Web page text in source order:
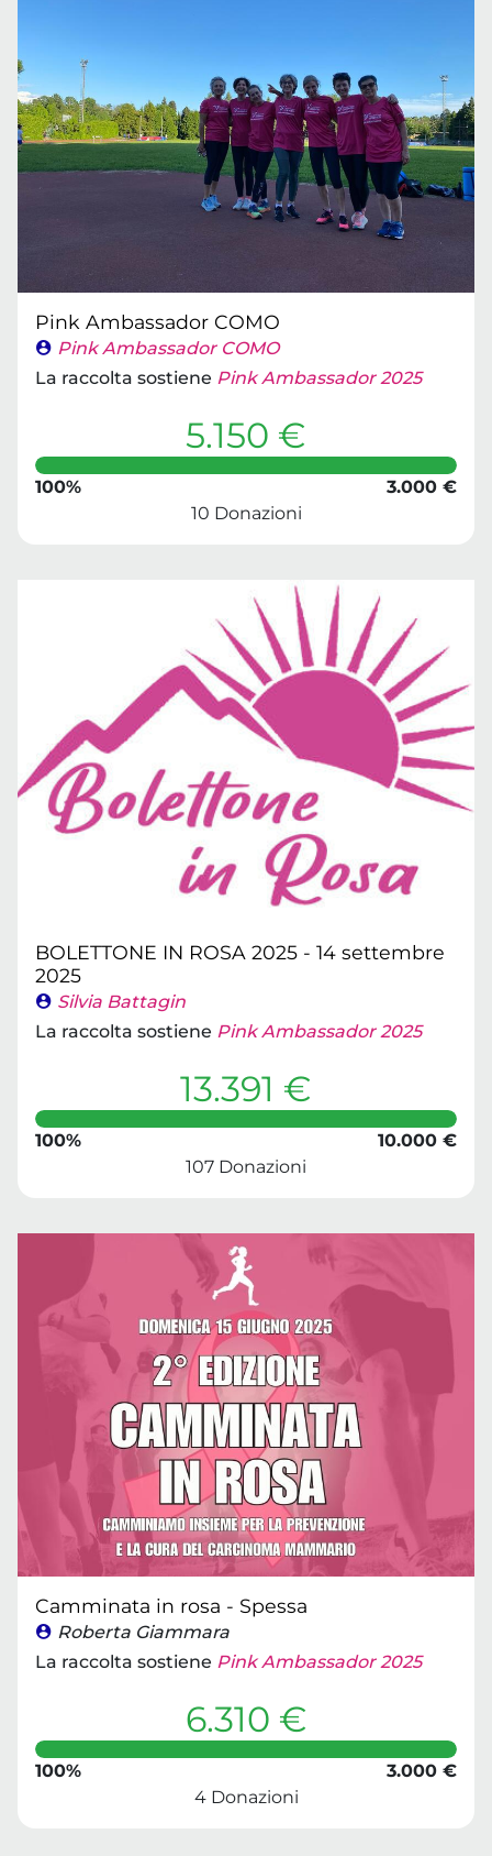
Pink Ambassador COMO
Pink Ambassador COMO
La raccolta sostiene Pink Ambassador 2025
5.150 €
100%
3.000 €
10 Donazioni
BOLETTONE IN ROSA 2025 - 14 settembre
2025
Silvia Battagin
La raccolta sostiene Pink Ambassador 2025
13.391 €
100%
10.000 €
107 Donazioni
Camminata in rosa - Spessa
Roberta Giammara
La raccolta sostiene Pink Ambassador 2025
6.310 €
100%
3.000 €
4 Donazioni